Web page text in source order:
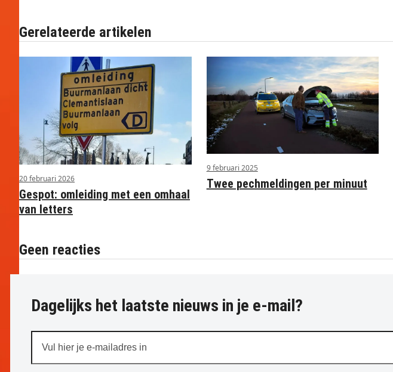
Gerelateerde artikelen
20 februari 2026
Gespot: omleiding met een omhaal
van letters
9 februari 2025
Twee pechmeldingen per minuut
Geen reacties
Dagelijks het laatste nieuws in je e-mail?
hier
je